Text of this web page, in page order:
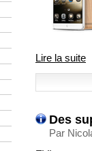
Lire la suite
Des
Par